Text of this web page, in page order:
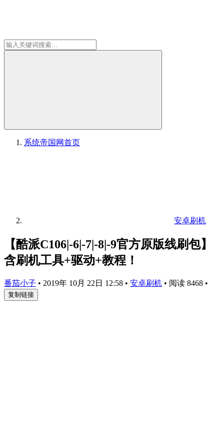
系统帝国网首页
安卓刷机
【酷派C106|-6|-7|-8|-9官方原版线刷包】
含刷机工具+驱动+教程！
番茄小子 • 2019年 10月 22日 12:58 • 安卓刷机 • 阅读 8468 •
复制链接